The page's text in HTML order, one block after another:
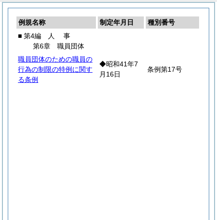
例規名称 制定年月日
種別番号
■ 第4編
人 事
第6章 職員団体
職員団体のための職員の
行為の制限の特例に関す
る条例
◆昭和41年7
月16日
条例第17号